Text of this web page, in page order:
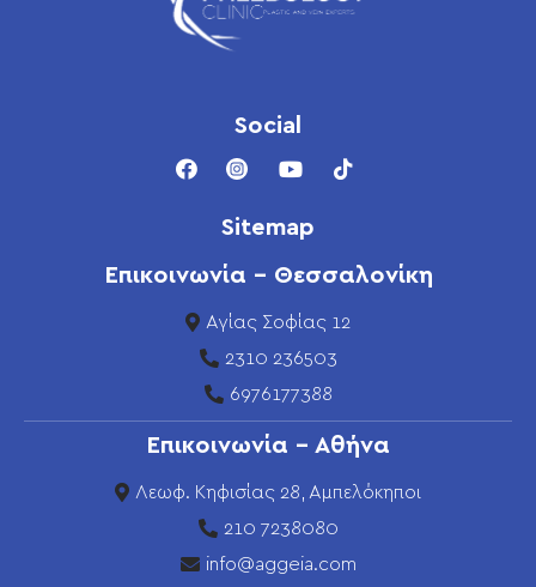
Social
Sitemap
Επικοινωνία - Θεσσαλονίκη
Αγίας Σοφίας 12
2310 236503
6976177388
Επικοινωνία - Αθήνα
Λεωφ. Κηφισίας 28, Αμπελόκηποι
210 7238080
info@aggeia.com